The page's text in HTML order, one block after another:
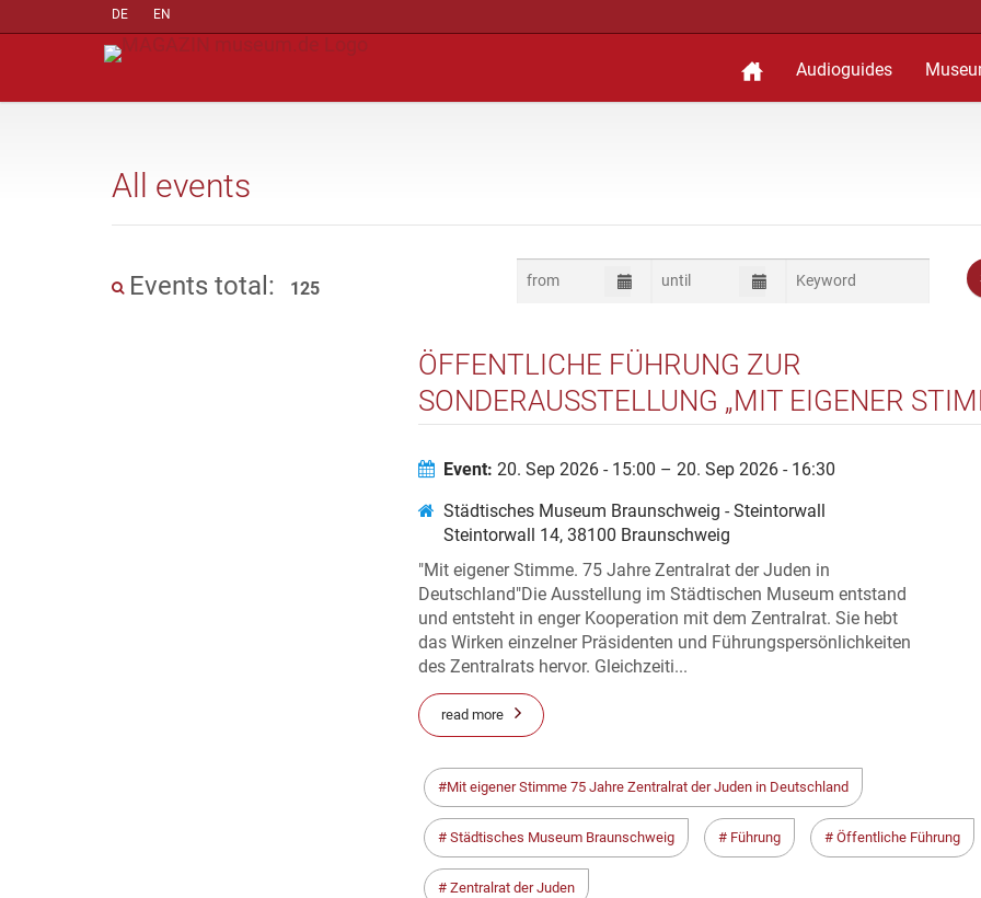
DE EN
Audioguides
All events
Events total: 125
ÖFFENTLICHE FÜHRUNG ZUR
SONDERAUSSTELLUNG „MIT EIGENER
Event: 20. Sep 2026 - 15:00 – 20. Sep 2026 - 16:30
Städtisches Museum Braunschweig - Steintorwall
Steintorwall 14, 38100 Braunschweig
"Mit eigener Stimme. 75 Jahre Zentralrat der Juden in
Deutschland"Die Ausstellung im Städtischen Museum entstand
und entsteht in enger Kooperation mit dem Zentralrat. Sie hebt
das Wirken einzelner Präsidenten und Führungspersönlichkeiten
des Zentralrats hervor. Gleichzeiti...
read more
Mit eigener Stimme 75 Jahre Zentralrat der Juden in Deutschland
Städtisches Museum Braunschweig Führung Öffentliche Führung
Zentralrat der Juden